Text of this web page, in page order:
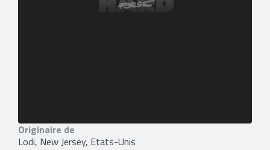
Originaire de
Lodi, New Jersey, Etats-Unis